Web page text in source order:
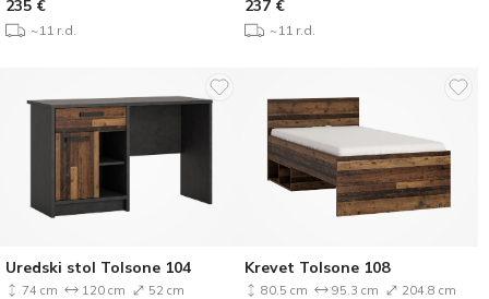
235 €
~11 r.d.
237 €
~11 r.d.
Uredski stol Tolsone 104
74 cm 120 cm 52 cm
Krevet Tolsone 108
80.5 cm 95.3 cm 204.8 cm